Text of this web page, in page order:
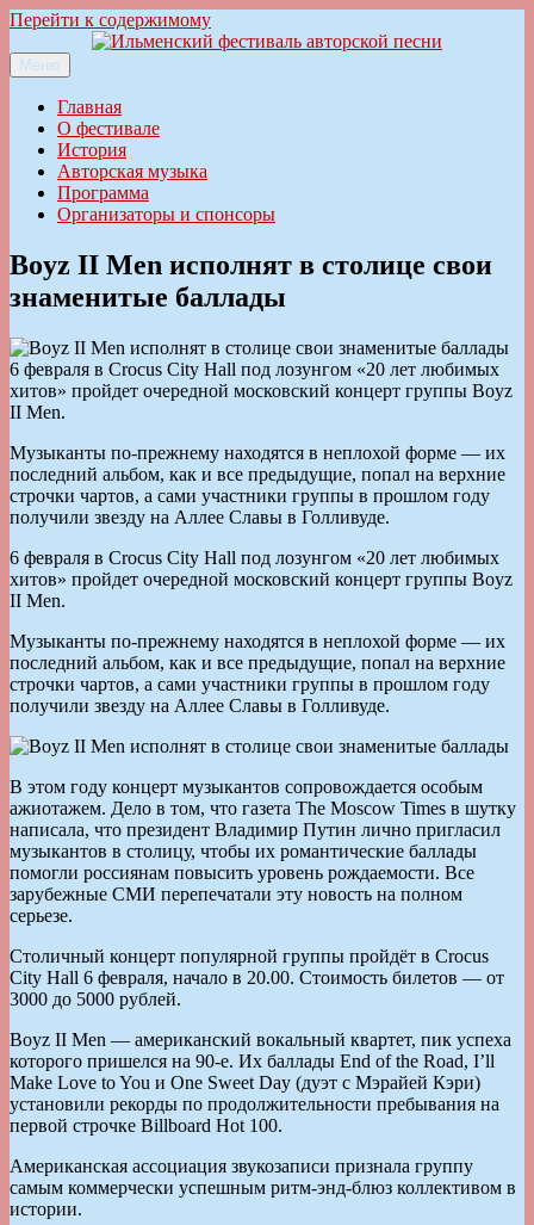
Перейти к содержимому
Ильменский фестиваль авторской песни
Меню
Главная
О фестивале
История
Авторская музыка
Программа
Организаторы и спонсоры
Boyz II Men исполнят в столице свои
знаменитые баллады
6 февраля в Crocus City Hall под лозунгом «20 лет любимых
хитов» пройдет очередной московский концерт группы Boyz
II Men.
Музыканты по-прежнему находятся в неплохой форме — их
последний альбом, как и все предыдущие, попал на верхние
строчки чартов, а сами участники группы в прошлом году
получили звезду на Аллее Славы в Голливуде.
6 февраля в Crocus City Hall под лозунгом «20 лет любимых
хитов» пройдет очередной московский концерт группы Boyz
II Men.
Музыканты по-прежнему находятся в неплохой форме — их
последний альбом, как и все предыдущие, попал на верхние
строчки чартов, а сами участники группы в прошлом году
получили звезду на Аллее Славы в Голливуде.
В этом году концерт музыкантов сопровождается особым
ажиотажем. Дело в том, что газета The Moscow Times в шутку
написала, что президент Владимир Путин лично пригласил
музыкантов в столицу, чтобы их романтические баллады
помогли россиянам повысить уровень рождаемости. Все
зарубежные СМИ перепечатали эту новость на полном
серьезе.
Столичный концерт популярной группы пройдёт в Crocus
City Hall 6 февраля, начало в 20.00. Стоимость билетов — от
3000 до 5000 рублей.
Boyz II Men — американский вокальный квартет, пик успеха
которого пришелся на 90-е. Их баллады End of the Road, I’ll
Make Love to You и One Sweet Day (дуэт с Мэрайей Кэри)
установили рекорды по продолжительности пребывания на
первой строчке Billboard Hot 100.
Американская ассоциация звукозаписи признала группу
самым коммерчески успешным ритм-энд-блюз коллективом в
истории.